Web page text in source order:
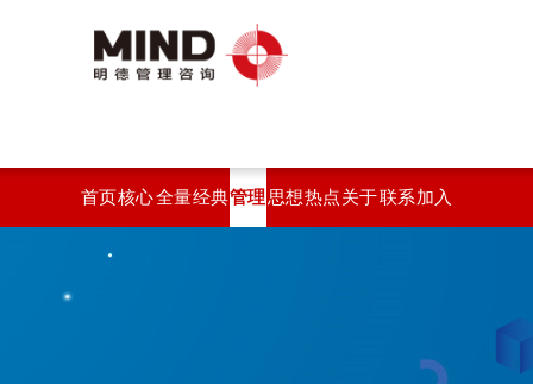
首页核心全量经典管理思想热点关于联系加入